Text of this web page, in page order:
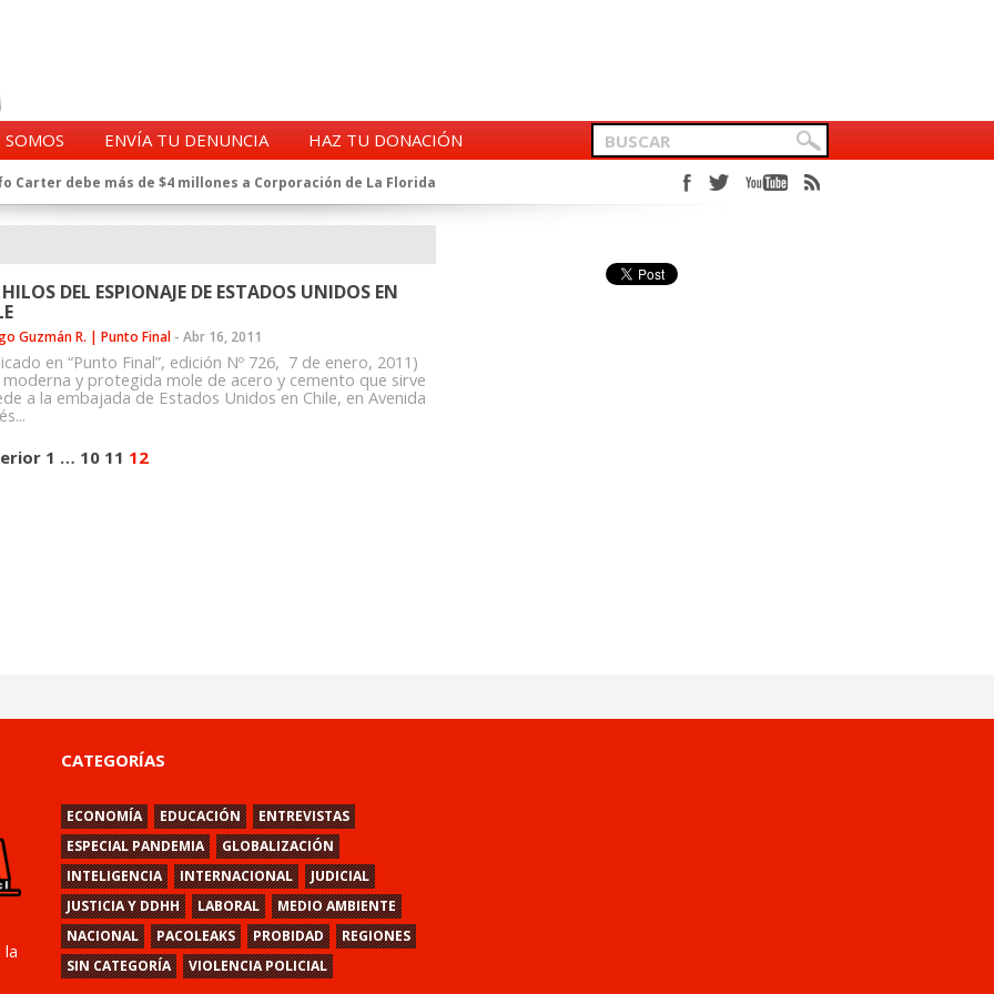
ENVÍA TU DENUNCIA
HAZ TU DONACIÓN
Carter debe más de $4 millones a Corporación de La Florida
de la CIA en Chile tras archivos desclasificados por Trump
exprefecto de Carabineros de Talca por supuesto fraude al
de Carabineros en el ajedrez del caso Huracán
imputado en caso Huracán, según chats en poder de la Fiscalía
vínculos con jueces del Grupo Arauco de Angelini
La denuncia que Carabineros ignoró
a Clínica Las Condes, vinculada al ministro Jaime Mañalich
de oficiales de la FACH recontratados por la DGAC
DEL ESPIONAJE DE ESTADOS UNIDOS EN
Guzmán R. | Punto Final - Abr 16, 2011
en “Punto Final”, edición Nº 726, 7 de enero, 2011)
moderna y protegida mole de acero y cemento que sirve
a la embajada de Estados Unidos en Chile, en Avenida
1 … 10 11 12
la
CATEGORÍAS
ECONOMÍA EDUCACIÓN
ENTREVISTAS
ESPECIAL PANDEMIA
GLOBALIZACIÓN
INTELIGENCIA
INTERNACIONAL
JUDICIAL
JUSTICIA Y DDHH
LABORAL
MEDIO AMBIENTE
NACIONAL
PACOLEAKS PROBIDAD
REGIONES
SIN CATEGORÍA
VIOLENCIA POLICIAL